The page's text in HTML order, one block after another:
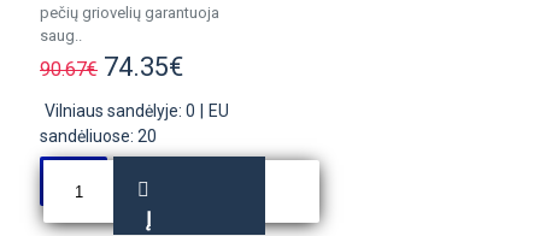
pečių griovelių garantuoja
saug..
90.67€ 74.35€
Vilniaus sandėlyje: 0
EU
sandėliuose: 20
Į